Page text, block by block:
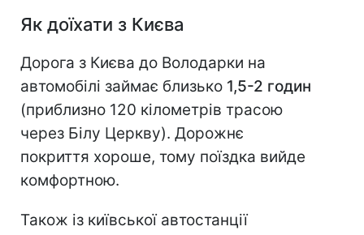
Як доїхати з Києва
Дорога з Києва до Володарки на
автомобілі займає близько 1,5-2 годин
(приблизно 120 кілометрів трасою
через Білу Церкву). Дорожнє
покриття хороше, тому поїздка вийде
комфортною.
Також із київської автостанції